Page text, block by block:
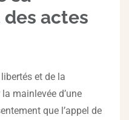
actes
et de la
mainlevée d’une
que l’appel de